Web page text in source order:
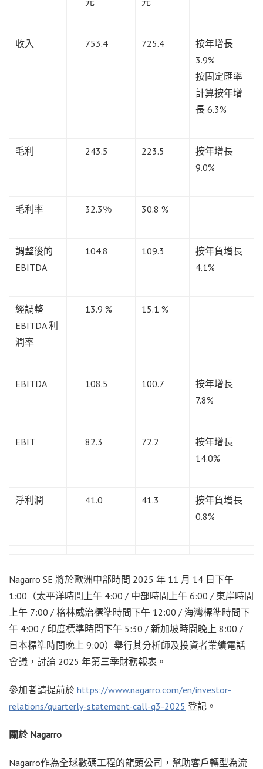
收入 753.4 725.4
按年增長
3.9%
按固定匯率
計算按年增
長 6.3%
毛利 243.5 223.5
按年增長
9.0%
毛利率 32.3％ 30.8 %
調整後的
EBITDA
104.8 109.3
按年負增長
4.1%
經調整
EBITDA 利
潤率
13.9 % 15.1 %
EBITDA 108.5 100.7
按年增長
7.8%
EBIT 82.3 72.2
按年增長
14.0%
淨利潤 41.0 41.3
按年負增長
0.8%
Nagarro SE 將於歐洲中部時間 2025 年 11 月 14 日下午
1:00（太平洋時間上午 4:00 / 中部時間上午 6:00 / 東岸時間
上午 7:00 / 格林威治標準時間下午 12:00 / 海灣標準時間下
午 4:00 / 印度標準時間下午 5:30 / 新加坡時間晚上 8:00 /
日本標準時間晚上 9:00）舉行其分析師及投資者業績電話
會議，討論 2025 年第三季財務報表。
參加者請提前於 https://www.nagarro.com/en/investor-
relations/quarterly-statement-call-q3-2025 登記。
關於 Nagarro
Nagarro作為全球數碼工程的龍頭公司，幫助客戶轉型為流